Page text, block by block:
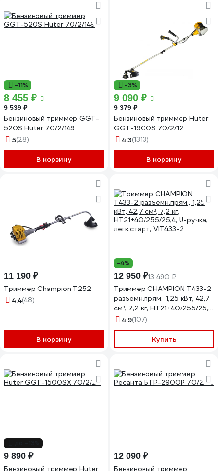
-11%
8 455 ₽
9 539 ₽
Бензиновый триммер GGT-
520S Huter 70/2/149
5(28)
В корзину
-3%
9 090 ₽
9 379 ₽
Бензиновый триммер Huter
GGT-1900S 70/2/12
4.3(1313)
В корзину
11 190 ₽
Триммер Champion Т252
4.4(48)
В корзину
-4%
12 950 ₽13 490 ₽
Триммер CHAMPION Т433-2
разъемн.прям., 1,25 кВт, 42,7
см³, 7,2 кг, HT21+40/255/25,4,
U-ручка, легк.старт, VIT433-
4.9(107)
Купить
9 890 ₽
Бензиновый триммер Huter
12 090 ₽
Бензиновый триммер